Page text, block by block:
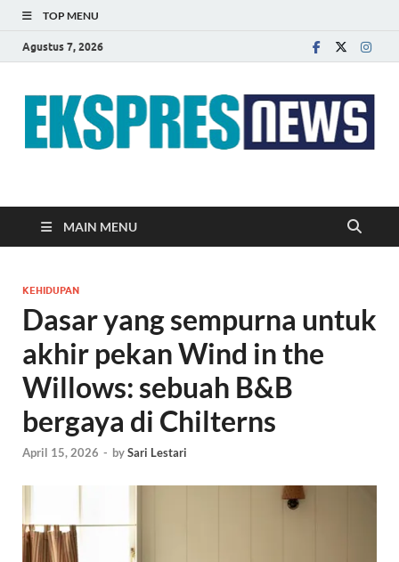
TOP MENU
Agustus 7, 2026
EKSPRES NEWS
MAIN MENU
KEHIDUPAN
Dasar yang sempurna untuk
akhir pekan Wind in the
Willows: sebuah B&B
bergaya di Chilterns
April 15, 2026 - bySari Lestari